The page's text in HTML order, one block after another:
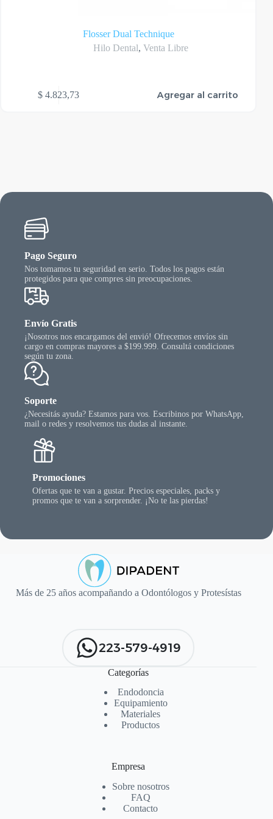
Flosser Dual Technique
Hilo Dental, Venta Libre
$ 4.823,73 Agregar al carrito
Pago Seguro
Nos tomamos tu seguridad en serio. Todos los pagos están
protegidos para que compres sin preocupaciones.
Envío Gratis
¡Nosotros nos encargamos del envió! Ofrecemos envíos sin
cargo en compras mayores a $199.999. Consultá condiciones
según tu zona.
Soporte
¿Necesitás ayuda? Estamos para vos. Escribinos por WhatsApp,
mail o redes y resolvemos tus dudas al instante.
Promociones
Ofertas que te van a gustar. Precios especiales, packs y
promos que te van a sorprender. ¡No te las pierdas!
Más de 25 años acompañando a Odontólogos y Protesístas
223-579-4919
Categorías
Endodoncia
Equipamiento
Materiales
Productos
Empresa
Sobre nosotros
FAQ
Contacto